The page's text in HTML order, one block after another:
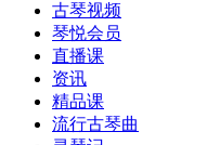
古琴视频
琴悦会员
直播课
资讯
精品课
流行古琴曲